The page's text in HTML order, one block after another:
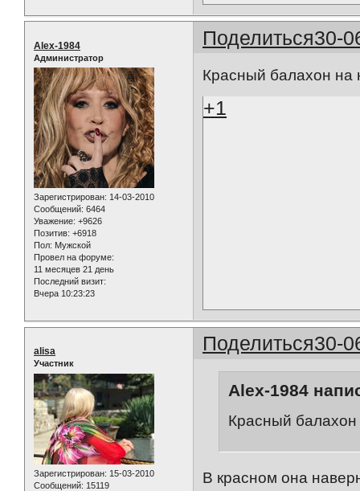
Поделиться30-
Alex-1984
Администратор
Зарегистрирован: 14-03-2010
Сообщений: 6464
Уважение: +9626
Позитив: +6918
Пол: Мужской
Провел на форуме:
11 месяцев 21 день
Последний визит:
Вчера 10:23:23
Красный балахон на
+1
Поделиться30-
alisa
Участник
Зарегистрирован: 15-03-2010
Сообщений: 15119
Alex-1984
Красный
В красном она